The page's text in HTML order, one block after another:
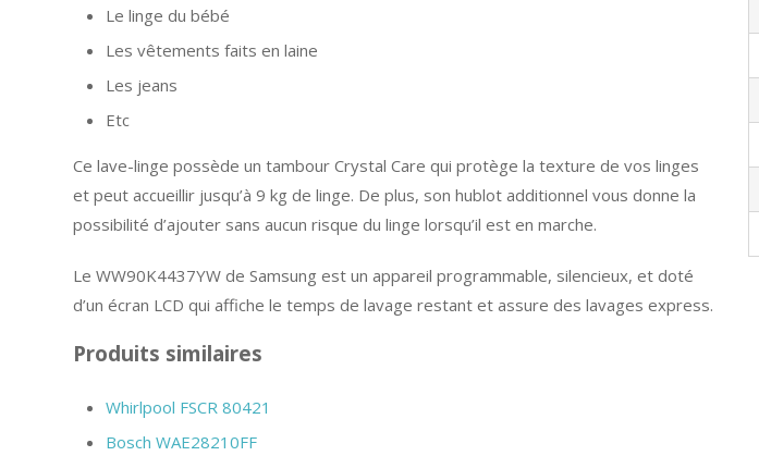
Le linge du bébé
Les vêtements faits en laine
Les jeans
Etc
Ce lave-linge possède un tambour Crystal Care qui protège la texture de vos linges
et peut accueillir jusqu’à 9 kg de linge. De plus, son hublot additionnel vous donne la
possibilité d’ajouter sans aucun risque du linge lorsqu’il est en marche.
Le WW90K4437YW de Samsung est un appareil programmable, silencieux, et doté
d’un écran LCD qui affiche le temps de lavage restant et assure des lavages express.
Produits similaires
Whirlpool FSCR 80421
Bosch WAE28210FF